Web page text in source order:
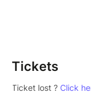
transition vers la
espèces
Tickets